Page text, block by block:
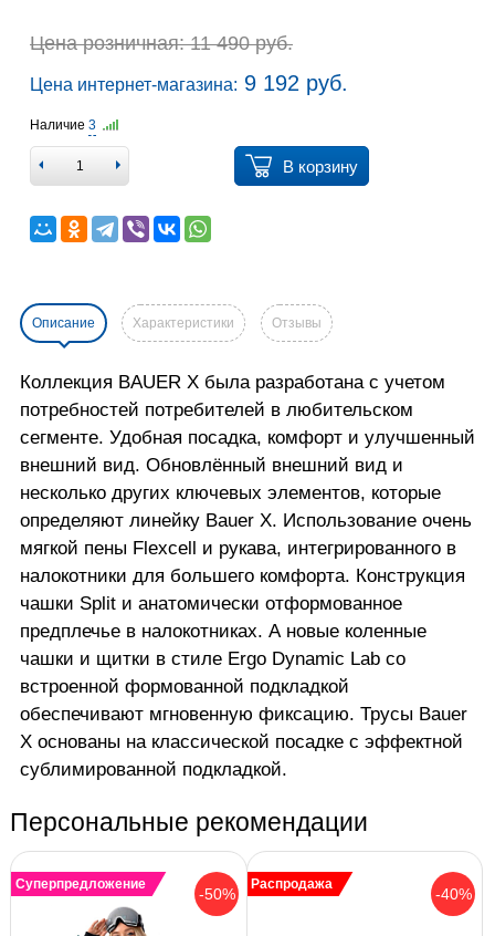
Цена розничная: 11 490 руб.
Цена интернет-магазина: 9 192 руб.
Наличие 3
В корзину
Описание Характеристики Отзывы
Коллекция BAUER X была разработана с учетом
потребностей потребителей в любительском
сегменте. Удобная посадка, комфорт и улучшенный
внешний вид. Обновлённый внешний вид и
несколько других ключевых элементов, которые
определяют линейку Bauer X. Использование очень
мягкой пены Flexcell и рукава, интегрированного в
налокотники для большего комфорта. Конструкция
чашки Split и анатомически отформованное
предплечье в налокотниках. А новые коленные
чашки и щитки в стиле Ergo Dynamic Lab со
встроенной формованной подкладкой
обеспечивают мгновенную фиксацию. Трусы Bauer
X основаны на классической посадке с эффектной
сублимированной подкладкой.
Персональные рекомендации
-50%
Суперпредложение
-40%
Распродажа